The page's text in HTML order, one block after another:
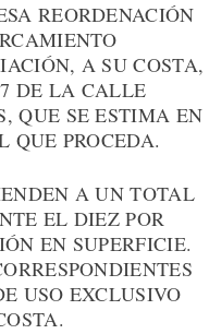
REORDENACIÓN
A SU COSTA,
DE LA CALLE
QUE SE ESTIMA EN
QUE PROCEDA.
A UN TOTAL
EL DIEZ POR
EN SUPERFICIE.
USO EXCLUSIVO